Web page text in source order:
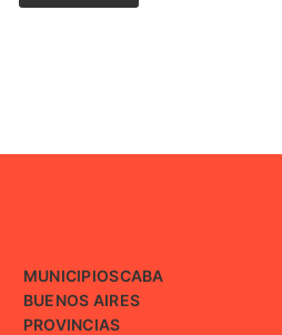
MUNICIPIOSCABA
BUENOS AIRES
PROVINCIAS